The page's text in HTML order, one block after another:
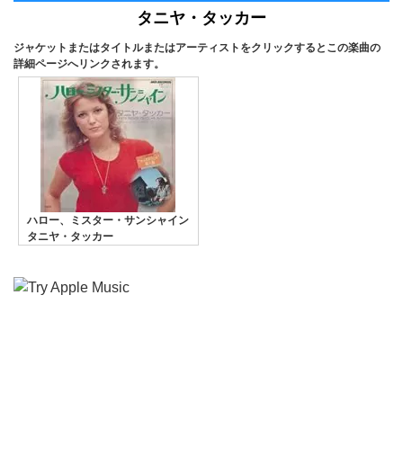
タニヤ・タッカー
ジャケットまたはタイトルまたはアーティストをクリックするとこの楽曲の
詳細ページへリンクされます。
ハロー、ミスター・サンシャイン
タニヤ・タッカー